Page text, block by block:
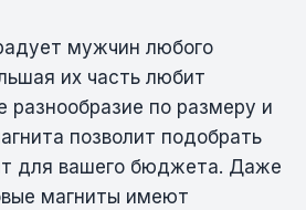
мужчин любого
их часть любит
разнообразие по размеру и
позволит подобрать
для вашего бюджета. Даже
магниты имеют